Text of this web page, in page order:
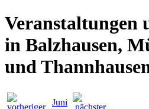
Veranstaltungen
in Balzhausen,
und
Juni